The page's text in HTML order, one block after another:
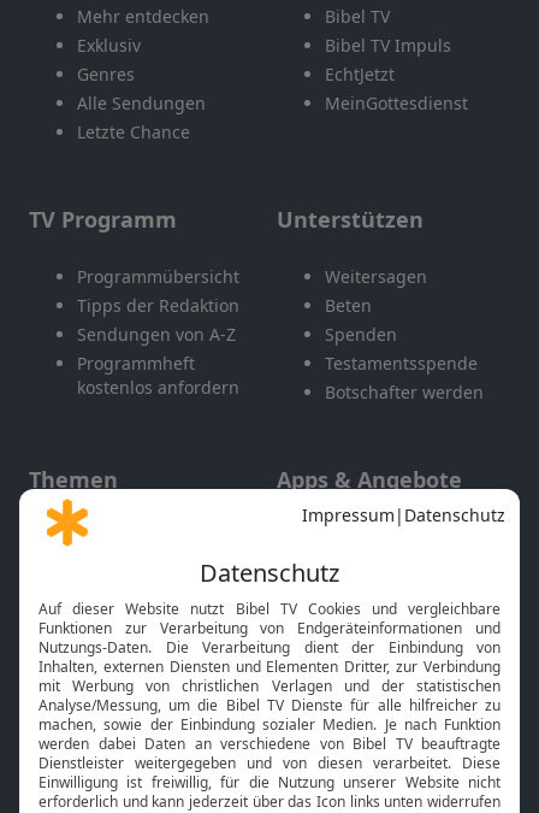
Mehr entdecken
Exklusiv
Genres
Alle Sendungen
Letzte Chance
Bibel TV
Bibel TV Impuls
EchtJetzt
MeinGottesdienst
TV Programm
Programmübersicht
Tipps der Redaktion
Sendungen von A-Z
Programmheft
kostenlos anfordern
Unterstützen
Weitersagen
Beten
Spenden
Testamentsspende
Botschafter werden
Themen
Gott und Bibel erklärt
Neuigkeiten
Apps & Angebote
Mobile App
Smart TV
HbbTV
Bibelthek Online-Bibel
Nächster Gottesdienst
Bibel TV Service